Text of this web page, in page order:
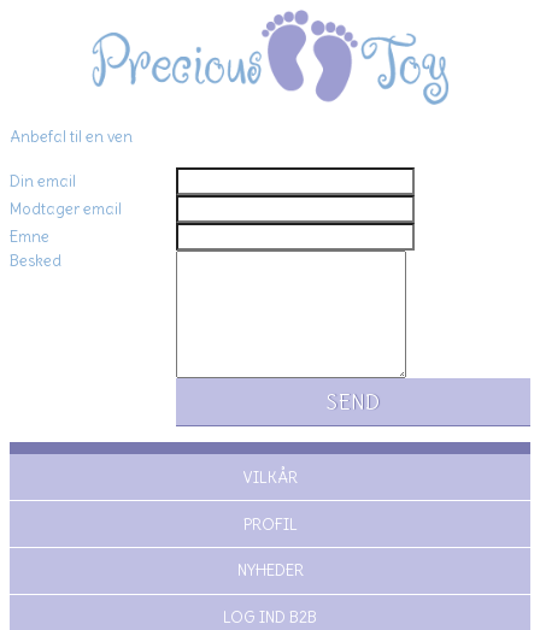
Anbefal til en ven
Din email
Modtager email
Emne
Besked
VILKÅR
PROFIL
NYHEDER
LOG IND B2B